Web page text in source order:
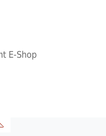
E-Shop